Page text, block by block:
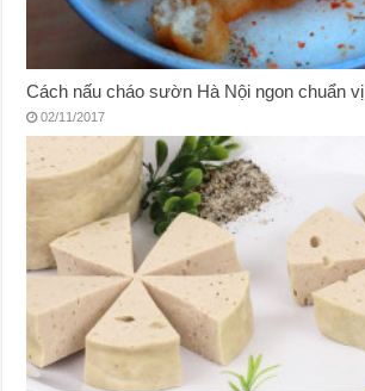
Cách nấu cháo sườn Hà Nội ngon chuẩn vị
02/11/2017